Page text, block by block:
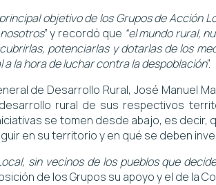
objetivo de los Grupos de Acción
” y recordó que “el mundo rural,
potenciarlas y dotarlas de los
la hora de luchar contra la despoblación”.
de Desarrollo Rural, José Manuel
rural de sus respectivos
se tomen desde abajo, es
en su territorio y en qué se deben
sin vecinos de los pueblos que
de los Grupos su apoyo y el de la